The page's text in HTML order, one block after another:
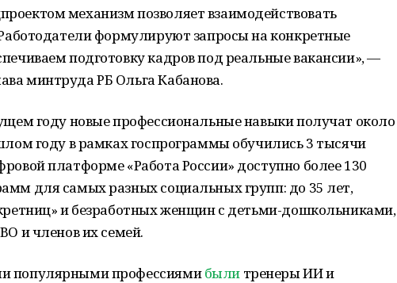
механизм позволяет взаимодействовать
Работодатели формулируют запросы на конкретные
подготовку кадров под реальные вакансии», —
минтруда РБ Ольга Кабанова.
году новые профессиональные навыки получат около
году в рамках госпрограммы обучились 3 тысячи
платформе «Работа России» доступно более 130
для самых разных социальных групп: до 35 лет,
и безработных женщин с детьми-дошкольниками,
и членов их семей.
популярными профессиямибыли тренеры ИИ и